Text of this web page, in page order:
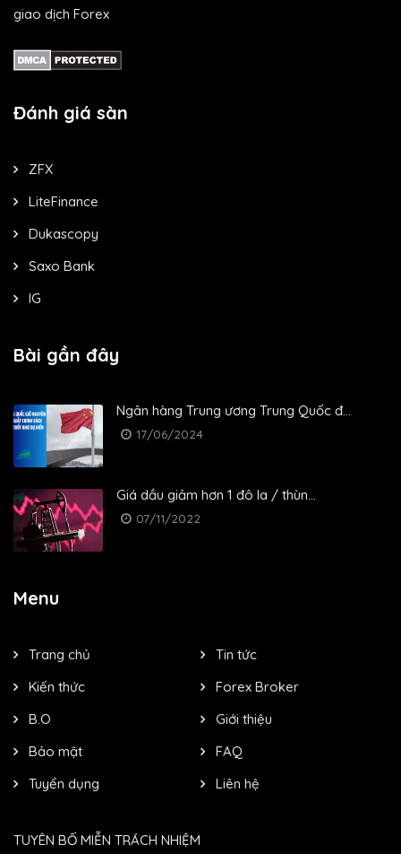
giao dịch Forex
Đánh giá sàn
ZFX
LiteFinance
Dukascopy
Saxo Bank
IG
Bài gần đây
Ngân hàng Trung ương Trung Quốc đ...
17/06/2024
Giá dầu giảm hơn 1 đô la / thùn...
07/11/2022
Menu
Trang chủ
Tin tức
Kiến thức
Forex Broker
B.O
Giới thiệu
Bảo mật
FAQ
Tuyển dụng
Liên hệ
TUYÊN BỐ MIỄN TRÁCH NHIỆM